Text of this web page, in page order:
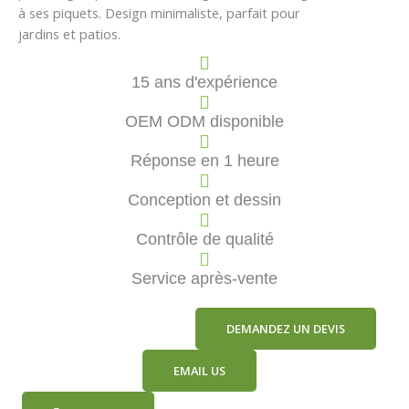
à ses piquets. Design minimaliste, parfait pour
jardins et patios.
15 ans d'expérience
OEM ODM disponible
Réponse en 1 heure
Conception et dessin
Contrôle de qualité
Service après-vente
DEMANDEZ UN DEVIS
EMAIL US